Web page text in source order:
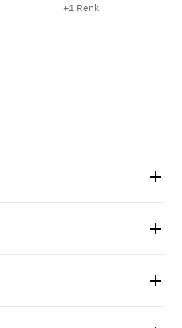
+1 Renk